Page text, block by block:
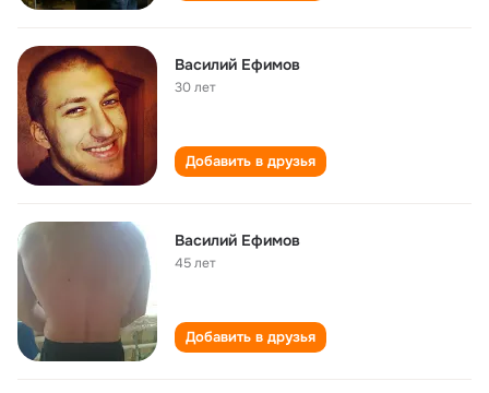
Василий Ефимов
30 лет
Добавить в друзья
Василий Ефимов
45 лет
Добавить в друзья